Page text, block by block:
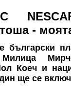
-
български
Коеч и
ще се